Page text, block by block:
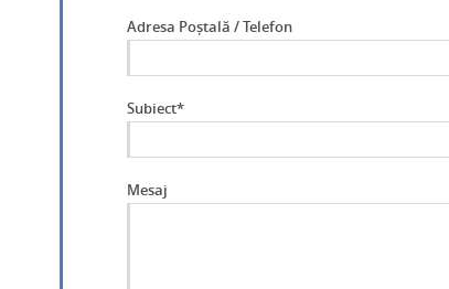
Adresa Poștală / Telefon
Subiect*
Mesaj